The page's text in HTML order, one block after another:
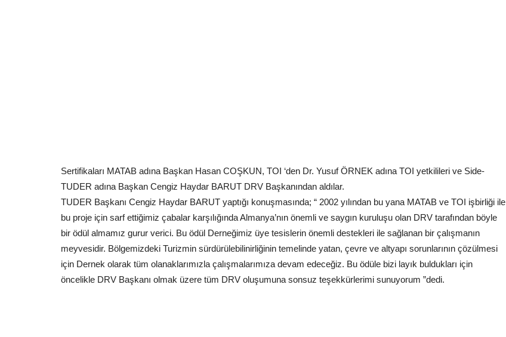
Sertifikaları MATAB adına Başkan Hasan COŞKUN, TOI ‘den Dr. Yusuf ÖRNEK adına TOI yetkilileri ve Side-
TUDER adına Başkan Cengiz Haydar BARUT DRV Başkanından aldılar.
TUDER Başkanı Cengiz Haydar BARUT yaptığı konuşmasında; “ 2002 yılından bu yana MATAB ve TOI işbirliği ile
bu proje için sarf ettiğimiz çabalar karşılığında Almanya’nın önemli ve saygın kuruluşu olan DRV tarafından böyle
bir ödül almamız gurur verici. Bu ödül Derneğimiz üye tesislerin önemli destekleri ile sağlanan bir çalışmanın
meyvesidir. Bölgemizdeki Turizmin sürdürülebilinirliğinin temelinde yatan, çevre ve altyapı sorunlarının çözülmesi
için Dernek olarak tüm olanaklarımızla çalışmalarımıza devam edeceğiz. Bu ödüle bizi layık buldukları için
öncelikle DRV Başkanı olmak üzere tüm DRV oluşumuna sonsuz teşekkürlerimi sunuyorum ”dedi.